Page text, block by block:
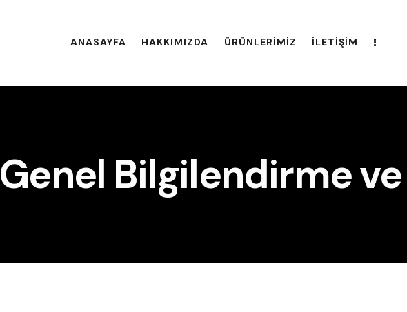
ANASAYFA HAKKIMIZDA ÜRÜNLERIMIZ İLETIŞIM
Genel Bilgilendirme